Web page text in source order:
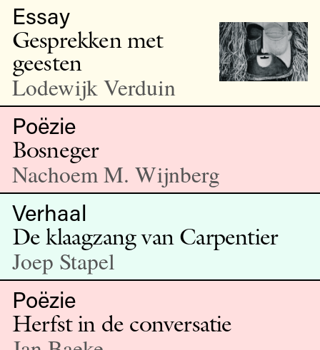
Essay
Gesprekken met
geesten
Lodewijk Verduin
Poëzie
Bosneger
Nachoem M. Wijnberg
Verhaal
De klaagzang van Carpentier
Joep Stapel
Poëzie
Herfst in de conversatie